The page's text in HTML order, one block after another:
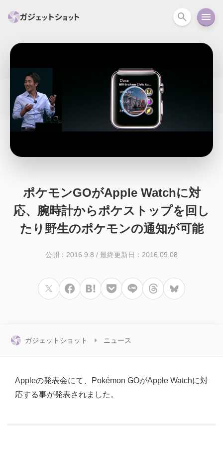
すべて PC関連 カメラ
セール情報 アクションカメラ
回線 Mac Android
ポケモンGOがApple Watchに対
応、腕時計からポケストップを回し
たり野生のポケモンの通知が可能
公開：2016.9.8 / 最終更新日：2016.09.08
ガジェットショット ニュース
Appleの発表会にて、Pokémon GOがApple Watchに対
応する事が発表されました。